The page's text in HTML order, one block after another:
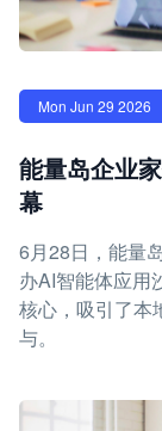
Mon Jun 29 2026
能量岛企业
幕
6月28日，能量
办AI智能体应用
核心，吸引了本
与。